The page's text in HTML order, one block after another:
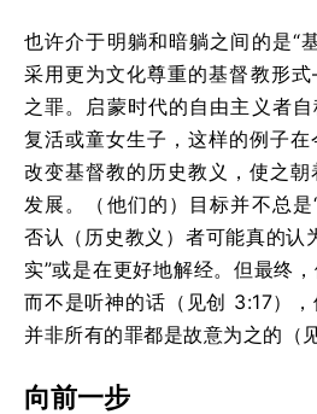
也许介于明躺和暗躺之间的是“
采用更为文化尊重的基督教形
之罪。启蒙时代的自由主义者
复活或童女生子，这样的例子
改变基督教的历史教义，使之
发展。（他们的）目标并不总是
否认（历史教义）者可能真的认
实”或是在更好地解经。但最终
而不是听神的话（见创 3:17），
并非所有的罪都是故意为之的（
向前一步